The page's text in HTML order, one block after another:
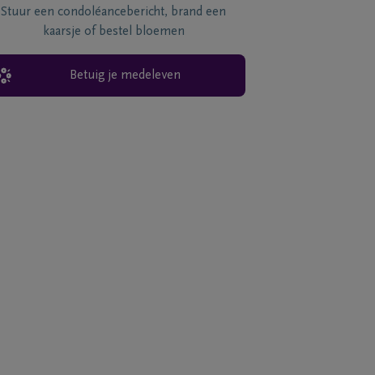
Stuur een condoléancebericht, brand een
kaarsje of bestel bloemen
Betuig je medeleven